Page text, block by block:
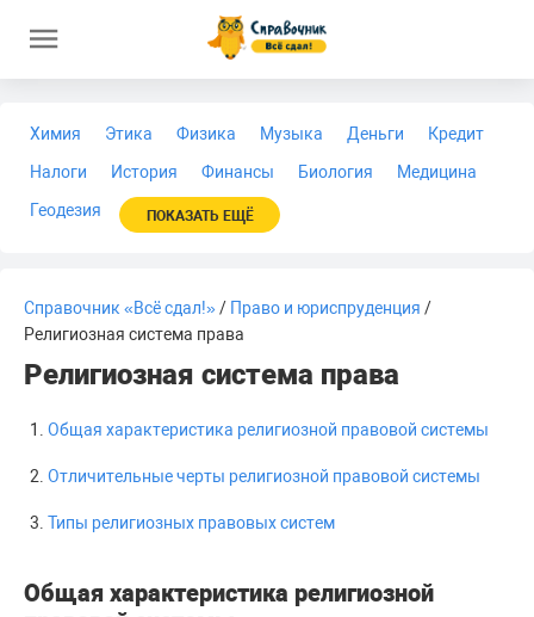
Химия Этика Физика Музыка Деньги
Кредит
Налоги
История Финансы Биология
Медицина
Геодезия
ПОКАЗАТЬ ЕЩЁ
Справочник «Всё сдал!»/ Право и юриспруденция /
Религиозная система права
Религиозная система права
Общая характеристика религиозной правовой системы
Отличительные черты религиозной правовой системы
Типы религиозных правовых систем
Общая характеристика религиозной